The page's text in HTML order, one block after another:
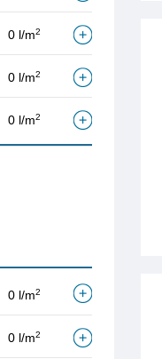
0 l/m2
0 l/m2
0 l/m2
0 l/m2
0 l/m2